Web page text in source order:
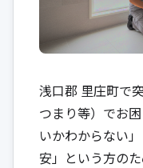
浅口郡 里庄町で
つまり等）でお
いかわからない
安」という方の